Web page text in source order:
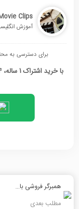
Clips
آموزش
برای دسترسی به
همبرگر فروشی باب بخش سوم
مطلب بعدی